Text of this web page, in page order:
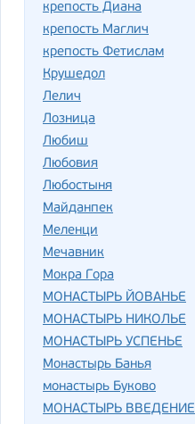
крепость Диана
крепость Маглич
крепость Фетислам
Крушедол
Лелич
Лозница
Любиш
Любовия
Любостыня
Майданпек
Меленци
Мечавник
Мокра Гора
МОНАСТЫРЬ ЙОВАНЬЕ
МОНАСТЫРЬ НИКОЛЬЕ
МОНАСТЫРЬ УСПЕНЬЕ
Монастырь Банья
монастырь Буково
МОНАСТЫРЬ ВВЕДЕНИЕ